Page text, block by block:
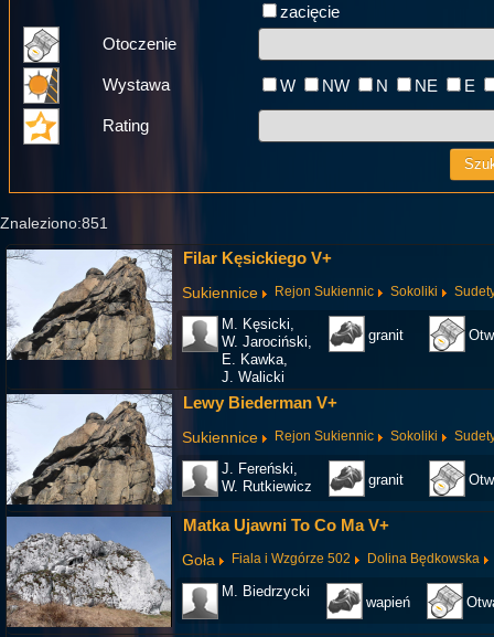
zacięcie
Otoczenie
Wystawa W NW N NE E
Rating
Znaleziono:851
Filar Kęsickiego V+
Sukiennice Rejon Sukiennic Sokoliki
M. Kęsicki,
W. Jarociński,
E. Kawka,
J. Walicki
granit
Lewy Biederman V+
Sukiennice Rejon Sukiennic Sokoliki
J. Fereński,
W. Rutkiewicz
granit
Matka Ujawni To Co Ma V+
Goła Fiala i Wzgórze 502 Dolina Będkowska
M. Biedrzycki
wapień